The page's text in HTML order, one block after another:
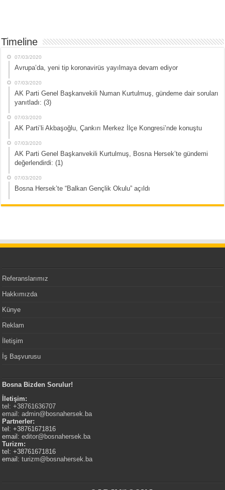
Timeline
07/03/2020
Avrupa’da, yeni tip koronavirüs yayılmaya devam ediyor
07/03/2020
AK Parti Genel Başkanvekili Numan Kurtulmuş, gündeme dair soruları
yanıtladı: (3)
07/03/2020
AK Parti’li Akbaşoğlu, Çankırı Merkez İlçe Kongresi’nde konuştu
07/03/2020
AK Parti Genel Başkanvekili Kurtulmuş, Bosna Hersek’te gündemi
değerlendirdi: (1)
07/03/2020
Bosna Hersek’te “Balkan Gençlik Okulu” açıldı
Referanslarımız
Hakkımızda
Künye
Reklam
İletişim
İş Başvurusu
Bosna Bizden Sorulur!
İletişim:
tel: +38761636707
email:admin@bosnahersek.ba
Partnerler:
tel: +38761671816
email:editor@bosnahersek.ba
Turizm:
tel: +38761671816
email:turizm@bosnahersek.ba